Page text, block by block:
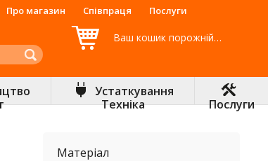
Ваш кошик порожній…
Про магазин Співпраця Послуги
Устаткування
Техніка
Послуги
Матеріал